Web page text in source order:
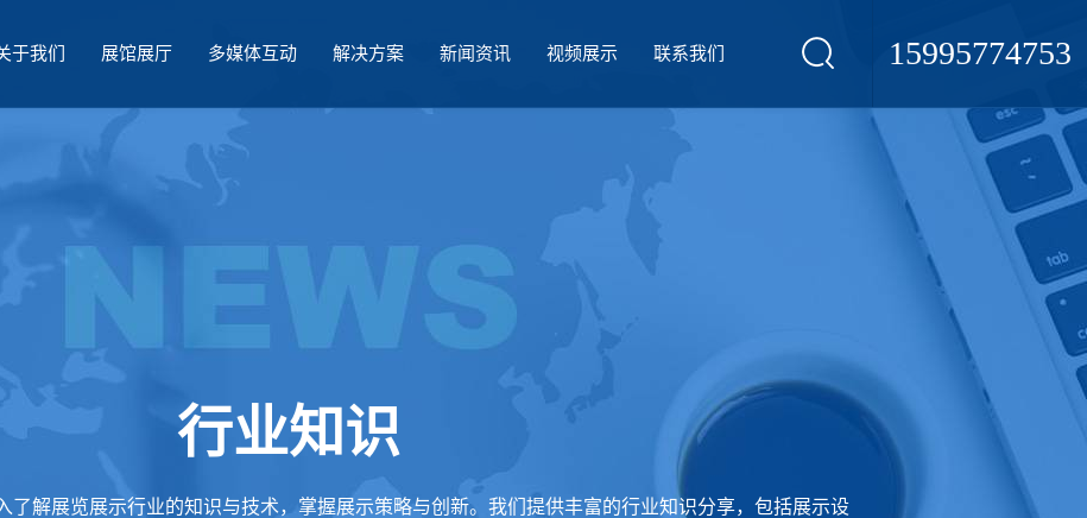
15995774753
于我们 展馆展厅 多媒体互动 解决方案 新闻资讯 视频展示 联系我们
行业知识
了解展览展示行业的知识与技术，掌握展示策略与创新。我们提供丰富的行业知识分享，包括展示设